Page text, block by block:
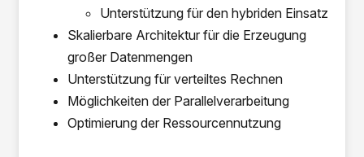
Unterstützung für den hybriden Einsatz
Skalierbare Architektur für die Erzeugung
großer Datenmengen
Unterstützung für verteiltes Rechnen
Möglichkeiten der Parallelverarbeitung
Optimierung der Ressourcennutzung